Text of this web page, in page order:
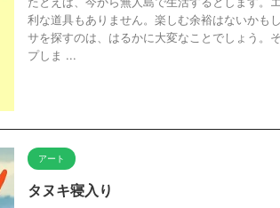
利な道具もありません。楽しむ余裕はないかも
サを探すのは、はるかに大変なことでしょう。
プしま ...
アート
タヌキ寝入り